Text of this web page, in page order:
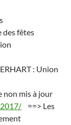
des fêtes
: Union
non mis à jour
==> Les